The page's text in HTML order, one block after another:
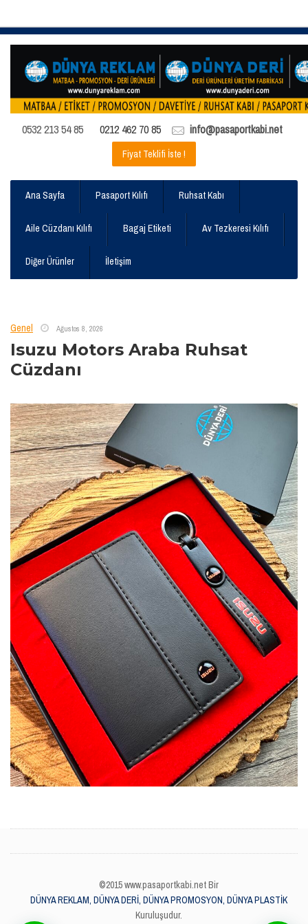
0532 213 54 85 0212 462 70 85 info@pasaportkabi.net
Fiyat Teklifi İste !
Ana Sayfa Pasaport Kılıfı Ruhsat Kabı
Aile Cüzdanı Kılıfı Bagaj Etiketi Av Tezkeresi Kılıfı
Diğer Ürünler İletişim
Genel Ağustos 8, 2026
Isuzu Motors Araba Ruhsat
Cüzdanı
©2015 www.pasaportkabi.net Bir
DÜNYA REKLAM, DÜNYA DERİ, DÜNYA PROMOSYON, DÜNYA PLASTİK
Kuruluşudur.